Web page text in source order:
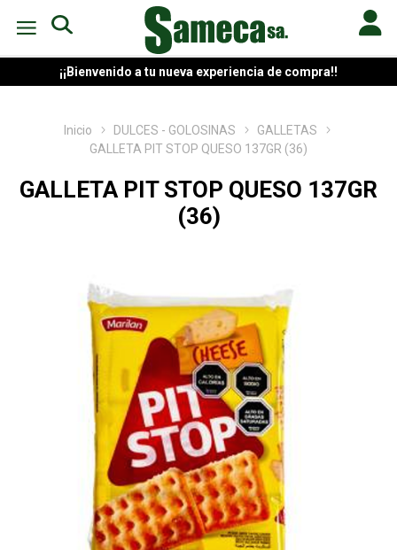
¡¡Bienvenido a tu nueva experiencia de compra!!
Inicio DULCES - GOLOSINAS
GALLETAS
GALLETA PIT STOP QUESO 137GR (36)
GALLETA PIT STOP QUESO 137GR
(36)